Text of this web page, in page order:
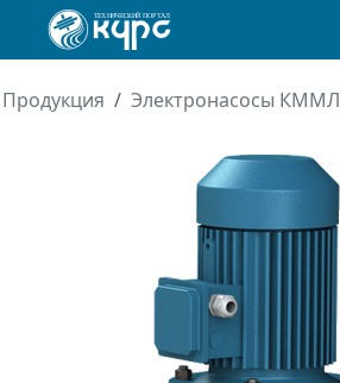
Продукция Электронасосы КММЛ